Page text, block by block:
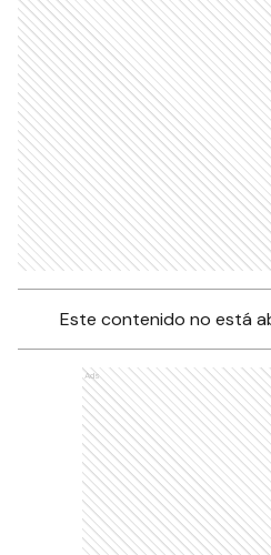
Este contenido no está
Ads